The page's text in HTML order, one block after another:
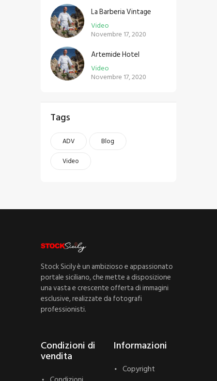
Video
La Barberia Vintage
Novembre 17, 2020
Video
Artemide Hotel
Novembre 17, 2020
Tags
ADV
Blog
Video
Stock Sicily è un ambizioso e appassionato
portale siciliano, che mette a disposizione
una vasta e crescente offerta di immagini
esclusive, realizzate da fotografi
professionisti.
Condizioni di
vendita
Informazioni
Copyright